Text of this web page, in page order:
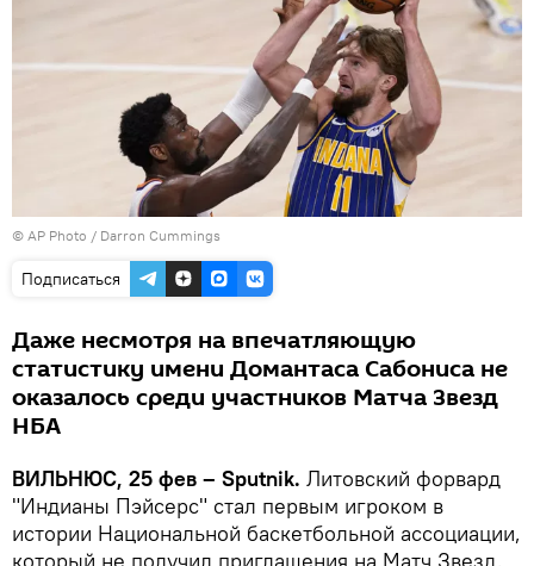
© AP Photo / Darron Cummings
Подписаться
Даже несмотря на впечатляющую
статистику имени Домантаса Сабониса не
оказалось среди участников Матча Звезд
НБА
ВИЛЬНЮС, 25 фев – Sputnik. Литовский форвард
"Индианы Пэйсерс" стал первым игроком в
истории Национальной баскетбольной ассоциации,